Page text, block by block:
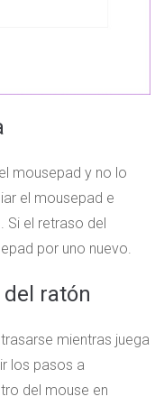
mousepad y no lo
el mousepad e
Si el retraso del
por uno nuevo.
ratón
mientras juega
los pasos a
del mouse en